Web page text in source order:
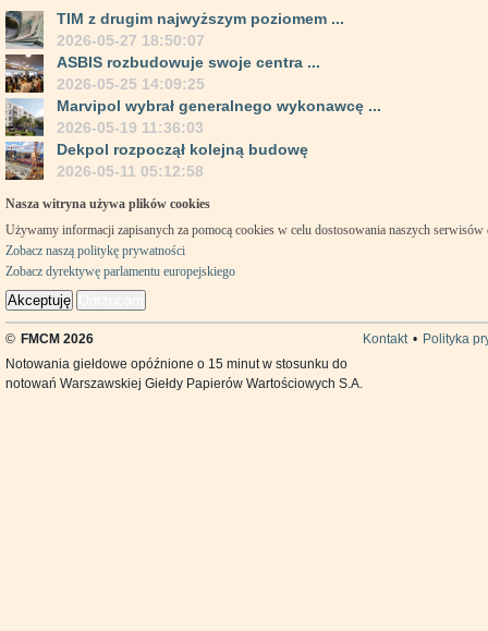
TIM z drugim najwyższym poziomem ...
2026-05-27 18:50:07
ASBIS rozbudowuje swoje centra ...
2026-05-25 14:09:25
Marvipol wybrał generalnego wykonawcę ...
2026-05-19 11:36:03
Dekpol rozpoczął kolejną budowę
2026-05-11 05:12:58
Nasza witryna używa plików cookies
Używamy informacji zapisanych za pomocą cookies w celu dostosowania naszych
Zobacz naszą politykę prywatności
Zobacz dyrektywę parlamentu europejskiego
Akceptuję
© FMCM 2026 Kontakt • Polityka
Notowania giełdowe opóźnione o 15 minut w stosunku do
notowań Warszawskiej Giełdy Papierów Wartościowych S.A.